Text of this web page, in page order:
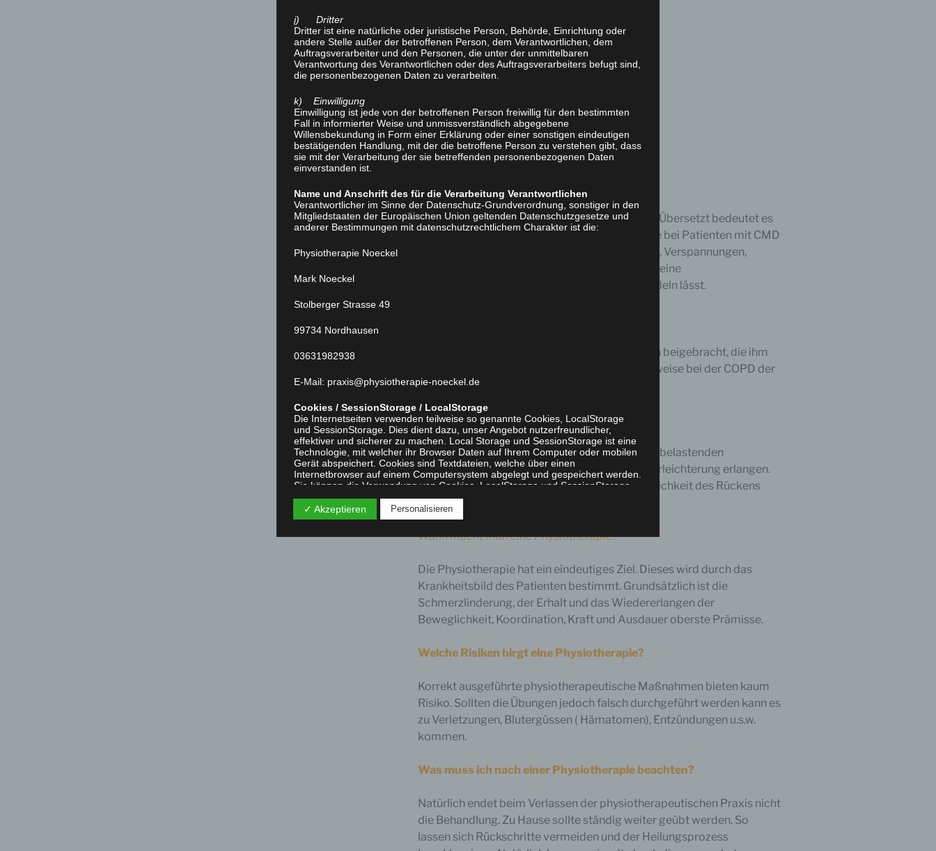
CMD steht für craniomandibuläre Dysfunktion. Übersetzt bedeutet es
so viel wie Störung der Kaufunktion. Symptome bei Patienten mit CMD
äußern sich in Kopf-, Rücken-, Kieferschmerzen, Verspannungen,
Tinnitus und Zähneknirschen. Ursache ist meist eine
Kieferschiefstellung, die sich aber leicht behandeln lässt.
Bei dieser Art werden dem Patienten Techniken beigebracht, die ihm
das Atmen erleichtern sollen. Dies ist beispielsweise bei der COPD der
Fall.
Rückentraining
Patienten mit sitzenden oder stark den Rücken belastenden
Tätigkeiten werden mit dieser Form Hilfe und Erleichterung erlangen.
Beim Rückentraining werden Kraft und Beweglichkeit des Rückens
gestärkt und Fehlhaltungen korrigiert.
Wann macht man eine Physiotherapie?
Die Physiotherapie hat ein eindeutiges Ziel. Dieses wird durch das
Krankheitsbild des Patienten bestimmt. Grundsätzlich ist die
Schmerzlinderung, der Erhalt und das Wiedererlangen der
Beweglichkeit, Koordination, Kraft und Ausdauer oberste Prämisse.
Welche Risiken birgt eine Physiotherapie?
Korrekt ausgeführte physiotherapeutische Maßnahmen bieten kaum
Risiko. Sollten die Übungen jedoch falsch durchgeführt werden kann es
zu Verletzungen, Blutergüssen ( Hämatomen), Entzündungen u.s.w.
kommen.
Was muss ich nach einer Physiotherapie beachten?
Natürlich endet beim Verlassen der physiotherapeutischen Praxis nicht
die Behandlung. Zu Hause sollte ständig weiter geübt werden. So
lassen sich Rückschritte vermeiden und der Heilungsprozess
j) Dritter
Dritter ist eine natürliche oder juristische Person, Behörde, Einrichtung oder
andere Stelle außer der betroffenen Person, dem Verantwortlichen, dem
Auftragsverarbeiter und den Personen, die unter der unmittelbaren
Verantwortung des Verantwortlichen oder des Auftragsverarbeiters befugt sind,
die personenbezogenen Daten zu verarbeiten.
k) Einwilligung
Einwilligung ist jede von der betroffenen Person freiwillig für den bestimmten
Fall in informierter Weise und unmissverständlich abgegebene
Willensbekundung in Form einer Erklärung oder einer sonstigen eindeutigen
bestätigenden Handlung, mit der die betroffene Person zu verstehen gibt, dass
sie mit der Verarbeitung der sie betreffenden personenbezogenen Daten
einverstanden ist.
Name und Anschrift des für die Verarbeitung Verantwortlichen
Verantwortlicher im Sinne der Datenschutz-Grundverordnung, sonstiger in den
Mitgliedstaaten der Europäischen Union geltenden Datenschutzgesetze und
anderer Bestimmungen mit datenschutzrechtlichem Charakter ist die:
Physiotherapie Noeckel
Mark Noeckel
Stolberger Strasse 49
99734 Nordhausen
03631982938
E-Mail: praxis@physiotherapie-noeckel.de
Cookies / SessionStorage / LocalStorage
Die Internetseiten verwenden teilweise so genannte Cookies, LocalStorage
und SessionStorage. Dies dient dazu, unser Angebot nutzerfreundlicher,
effektiver und sicherer zu machen. Local Storage und SessionStorage ist eine
Technologie, mit welcher ihr Browser Daten auf Ihrem Computer oder mobilen
Gerät abspeichert. Cookies sind Textdateien, welche über einen
Internetbrowser auf einem Computersystem abgelegt und gespeichert werden.
Sie können die Verwendung von Cookies, LocalStorage und SessionStorage
durch entsprechende Einstellung in Ihrem Browser verhindern.
Zahlreiche Internetseiten und Server verwenden Cookies. Viele Cookies
Kennung des Cookies. Sie besteht aus einer Zeichenfolge, durch welche
können, in dem das Cookie gespeichert wurde. Dies ermöglicht es den
besuchten Internetseiten und Servern, den individuellen Browser der
betroffenen Person von anderen Internetbrowsern, die andere Cookies
enthalten, zu unterscheiden. Ein bestimmter Internetbrowser kann über die
eindeutige Cookie-ID wiedererkannt und identifiziert werden.
nutzerfreundlichere Services bereitstellen, die ohne die Cookie-Setzung nicht
Mittels eines Cookies können die Informationen und Angebote auf unserer
Internetseite im Sinne des Benutzers optimiert werden. Cookies ermöglichen
uns, wie bereits erwähnt, die Benutzer unserer Internetseite
wiederzuerkennen. Zweck dieser Wiedererkennung ist es, den Nutzern die
Verwendung unserer Internetseite zu erleichtern. Der Benutzer einer
Internetseite, die Cookies verwendet, muss beispielsweise nicht bei jedem
der Internetseite und dem auf dem Computersystem des Benutzers
abgelegten Cookie übernommen wird. Ein weiteres Beispiel ist das Cookie
ein Kunde in den virtuellen Warenkorb gelegt hat, über ein Cookie.
Die betroffene Person kann die Setzung von Cookies durch unsere
Internetseite jederzeit mittels einer entsprechenden Einstellung des genutzten
✓ Akzeptieren Personalisieren